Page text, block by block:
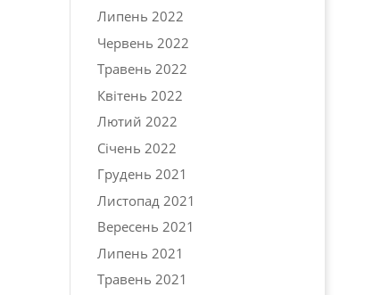
Липень 2022
Червень 2022
Травень 2022
Квітень 2022
Лютий 2022
Січень 2022
Грудень 2021
Листопад 2021
Вересень 2021
Липень 2021
Травень 2021